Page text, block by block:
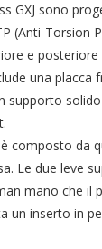
GXJ sono
(Anti-Torsion
e
una
supporto
composto da
Le due leve
mano che il
un inserto in